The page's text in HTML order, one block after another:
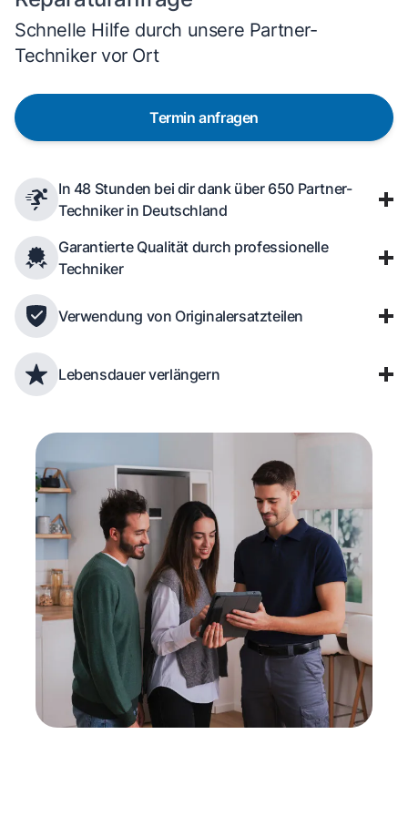
Schnelle Hilfe durch unsere Partner-
Techniker vor Ort
Termin anfragen
In 48 Stunden bei dir dank über 650 Partner-
Techniker in Deutschland
Garantierte Qualität durch professionelle
Techniker
Verwendung von Originalersatzteilen
Lebensdauer verlängern